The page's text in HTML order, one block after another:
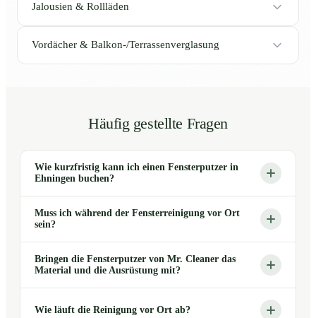
Jalousien & Rollläden
Vordächer & Balkon-/Terrassenverglasung
Häufig gestellte Fragen
Wie kurzfristig kann ich einen Fensterputzer in
Ehningen buchen?
Muss ich während der Fensterreinigung vor Ort
sein?
Bringen die Fensterputzer von Mr. Cleaner das
Material und die Ausrüstung mit?
Wie läuft die Reinigung vor Ort ab?